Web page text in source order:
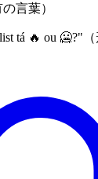
言葉）
tá 🔥 ou 🥶?"